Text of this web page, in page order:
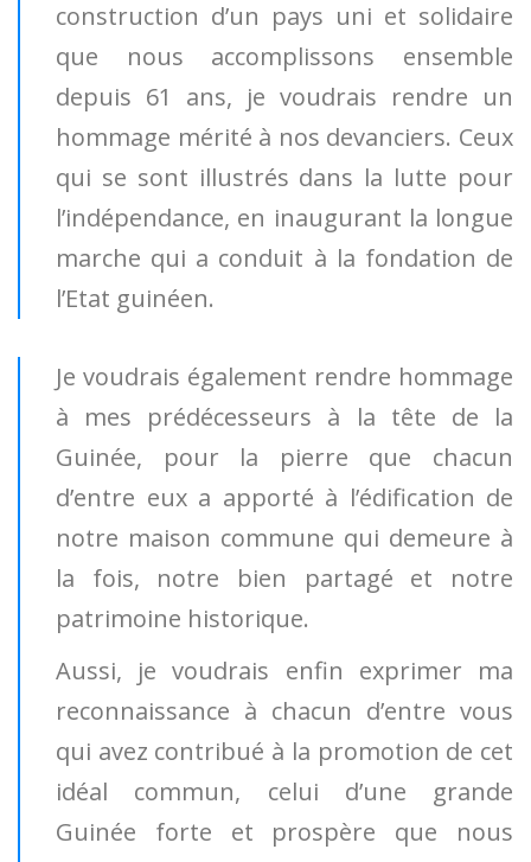
construction d’un pays uni et solidaire
que nous accomplissons ensemble
depuis 61 ans, je voudrais rendre un
hommage mérité à nos devanciers. Ceux
qui se sont illustrés dans la lutte pour
l’indépendance, en inaugurant la longue
marche qui a conduit à la fondation de
l’Etat guinéen.
Je voudrais également rendre hommage
à mes prédécesseurs à la tête de la
Guinée, pour la pierre que chacun
d’entre eux a apporté à l’édification de
notre maison commune qui demeure à
la fois, notre bien partagé et notre
patrimoine historique.
Aussi, je voudrais enfin exprimer ma
reconnaissance à chacun d’entre vous
qui avez contribué à la promotion de cet
idéal commun, celui d’une grande
Guinée forte et prospère que nous